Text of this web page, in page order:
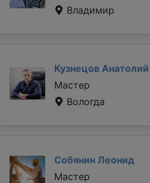
Владимир
Кузнецов Анатолий
Мастер
Вологда
Собянин Леонид
Мастер